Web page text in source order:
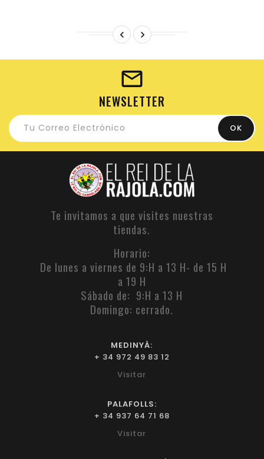
 
NEWSLETTER
Te invitamos a que visites nuestras
tiendas.
Horario:
De lunes a viernes de 9:H a 13 H- de 15 H
a 19 H
Sábado de: 9:H a 13 H
Domingo: cerrado.
MEDINYÀ:
+ 34 972 49 83 12
Visitar
PALAFOLLS:
+ 34 937 64 71 68
Visitar